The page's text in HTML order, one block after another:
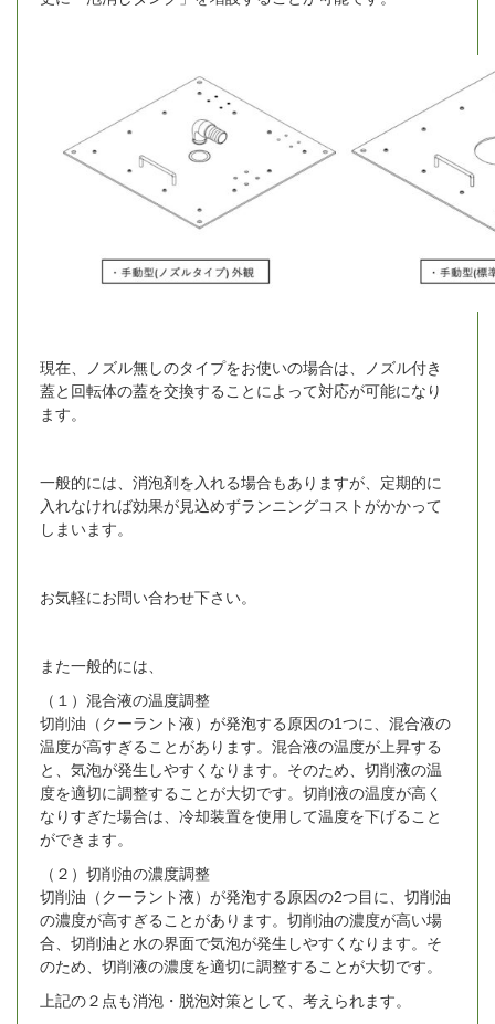
現在、ノズル無しのタイプをお使いの場合は、ノズル付き
蓋と回転体の蓋を交換することによって対応が可能になり
ます。
一般的には、消泡剤を入れる場合もありますが、定期的に
入れなければ効果が見込めずランニングコストがかかって
しまいます。
お気軽にお問い合わせ下さい。
また一般的には、
（１）混合液の温度調整
切削油（クーラント液）が発泡する原因の1つに、混合液の
温度が高すぎることがあります。混合液の温度が上昇する
と、気泡が発生しやすくなります。そのため、切削液の温
度を適切に調整することが大切です。切削液の温度が高く
なりすぎた場合は、冷却装置を使用して温度を下げること
ができます。
（２）切削油の濃度調整
切削油（クーラント液）が発泡する原因の2つ目に、切削油
の濃度が高すぎることがあります。切削油の濃度が高い場
合、切削油と水の界面で気泡が発生しやすくなります。そ
のため、切削液の濃度を適切に調整することが大切です。
上記の２点も消泡・脱泡対策として、考えられます。